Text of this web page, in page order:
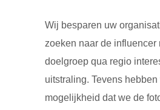
Wij besparen uw
zoeken naar de influencer
doelgroep qua regio
uitstraling. Tevens
mogelijkheid dat we de